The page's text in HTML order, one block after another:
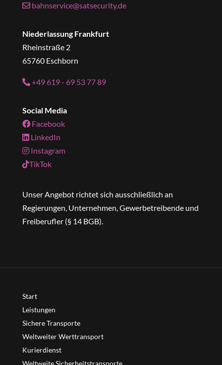
bahnservice@satsecurity.de
Niederlassung Frankfurt
Rheinstraße 2
65760 Eschborn
+49 619 - 69 53 77 89
Social Media
Facebook
LinkedIn
Instagram
TikTok
Unser Angebot richtet sich ausschließlich an
Regierungen, Unternehmen, Gewerbetreibende und
Freiberufler (§ 14 BGB).
Start
Leistungen
Sichere Transporte
Weltweiter Werttransport
Kurierdienst
Weltweite Sicherheitstransporte